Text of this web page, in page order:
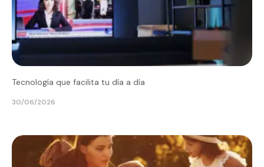
Tecnología que facilita tu día a día
30/06/2026